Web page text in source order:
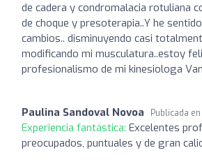
de cadera y condromalacia rotuliana
de choque y presoterapia..Y he
cambios.. disminuyendo casi
modificando mi musculatura..estoy
profesionalismo de mi kinesiologa
Paulina Sandoval Novoa Publicada en
Experiencia fantástica: Excelentes
preocupados, puntuales y de gran